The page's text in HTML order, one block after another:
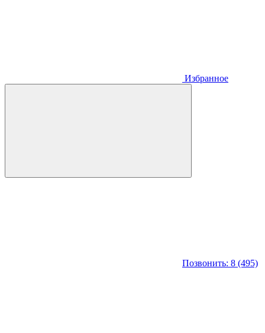
Избранное
Позвонить: 8 (495)